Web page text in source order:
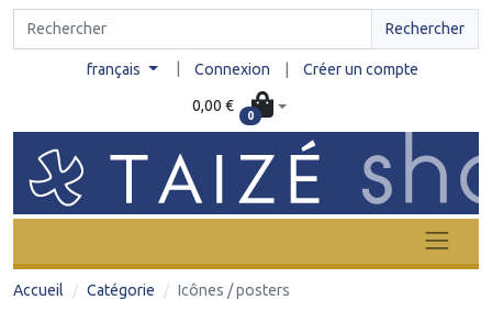
Rechercher
français Connexion Créer un compte
0,00 €
0
Accueil Catégorie Icônes / posters